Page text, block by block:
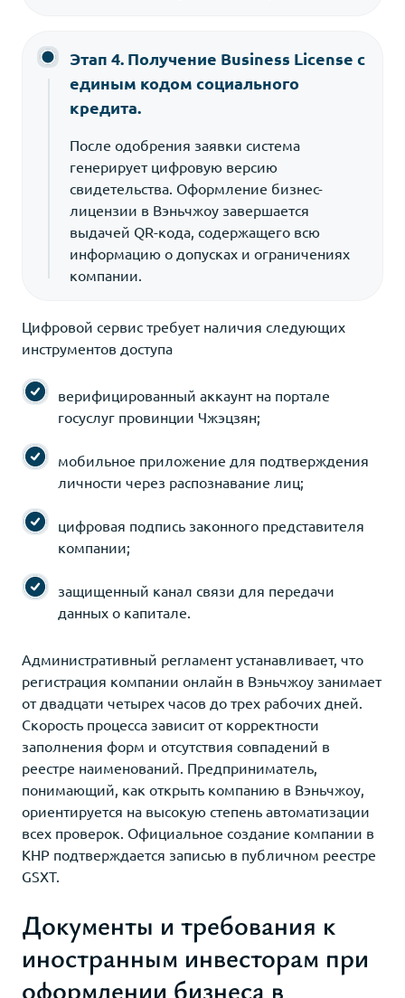
Этап 4. Получение Business License с
единым кодом социального
кредита.
После одобрения заявки система
генерирует цифровую версию
свидетельства. Оформление бизнес-
лицензии в Вэньчжоу завершается
выдачей QR-кода, содержащего всю
информацию о допусках и ограничениях
компании.
Цифровой сервис требует наличия следующих
инструментов доступа
верифицированный аккаунт на портале
госуслуг провинции Чжэцзян;
мобильное приложение для подтверждения
личности через распознавание лиц;
цифровая подпись законного представителя
компании;
защищенный канал связи для передачи
данных о капитале.
Административный регламент устанавливает, что
регистрация компании онлайн в Вэньчжоу занимает
от двадцати четырех часов до трех рабочих дней.
Скорость процесса зависит от корректности
заполнения форм и отсутствия совпадений в
реестре наименований. Предприниматель,
понимающий, как открыть компанию в Вэньчжоу,
ориентируется на высокую степень автоматизации
всех проверок. Официальное создание компании в
КНР подтверждается записью в публичном реестре
GSXT.
Документы и требования к
иностранным инвесторам при
оформлении бизнеса в